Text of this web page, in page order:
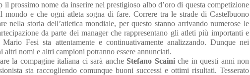
prossimo nome da inserire nel prestigioso albo d’oro di questa competizione
mondo e che ogni atleta sogna di fare. Correre tra le strade di Castelbuono
nella storia dell’atletica mondiale, per questo stanno arrivando numerose le
da parte dei manager che rappresentano gli atleti più importanti e
Fesi sta attentamente e continuativamente analizzando. Dunque nei
altri nomi e altri campioni potranno essere annunciati.
la compagine italiana ci sarà anche Stefano Scainiche in questi anni non
sta raccogliendo comunque buoni successi e ottimi risultati. Tesserato